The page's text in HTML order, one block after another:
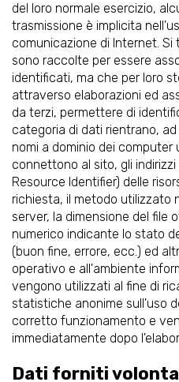
del loro normale esercizio,
trasmissione è implicita
comunicazione di Internet.
sono raccolte per essere
identificati, ma che per loro
attraverso elaborazioni ed
da terzi, permettere di
categoria di dati rientrano, ad
nomi a dominio dei
connettono al sito, gli indirizzi
Resource Identifier) delle
richiesta, il metodo utilizzato
server, la dimensione del file
numerico indicante lo stato
(buon fine, errore, ecc.) ed
operativo e all'ambiente
vengono utilizzati al fine di
statistiche anonime sull'uso
corretto funzionamento e
immediatamente dopo
Dati forniti